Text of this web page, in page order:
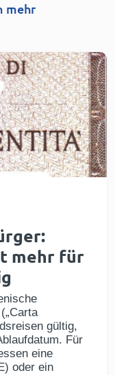
mehr
mehr für
gültig,
Für
eine
oder ein